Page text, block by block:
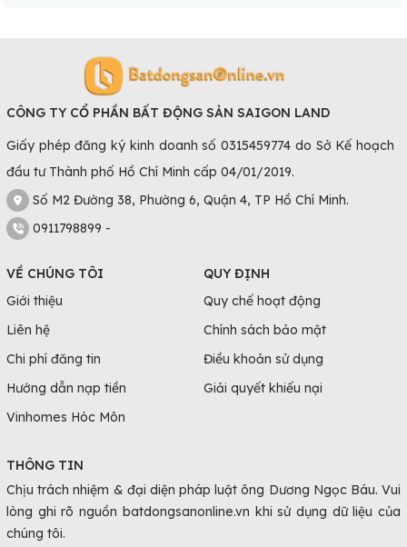
CÔNG TY CỔ PHẦN BẤT ĐỘNG SẢN SAIGON LAND
Giấy phép đăng ký kinh doanh số 0315459774 do Sở Kế hoạch
đầu tư Thành phố Hồ Chí Minh cấp 04/01/2019.
Số M2 Đường 38, Phường 6, Quận 4, TP Hồ Chí Minh.
0911798899 -
VỀ CHÚNG TÔI
Giới thiệu
Liên hệ
Chi phí đăng tin
Hướng dẫn nạp tiền
Vinhomes Hóc Môn
QUY ĐỊNH
Quy chế hoạt động
Chính sách bảo mật
Điều khoản sử dụng
Giải quyết khiếu nại
THÔNG TIN
Chịu trách nhiệm & đại diện pháp luật ông Dương Ngọc Báu. Vui
lòng ghi rõ nguồn batdongsanonline.vn khi sử dụng dữ liệu của
chúng tôi.